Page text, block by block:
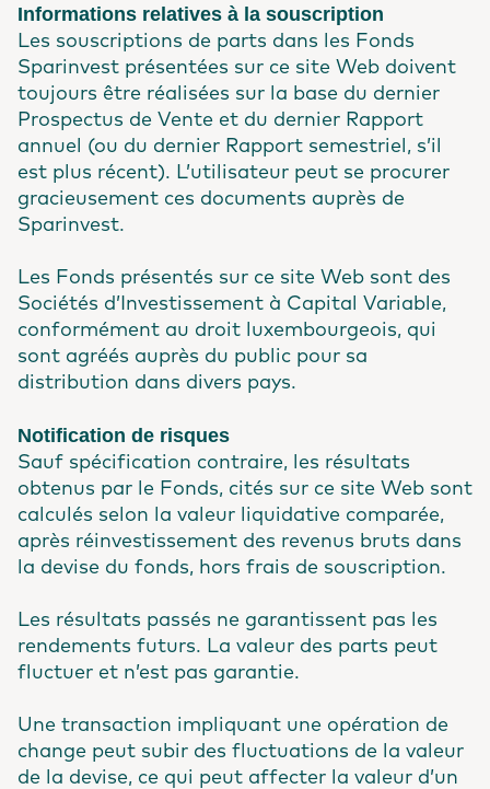
Informations relatives à la souscription
Les souscriptions de parts dans les Fonds
Sparinvest présentées sur ce site Web doivent
toujours être réalisées sur la base du dernier
Prospectus de Vente et du dernier Rapport
annuel (ou du dernier Rapport semestriel, s’il
est plus récent). L’utilisateur peut se procurer
gracieusement ces documents auprès de
Sparinvest.
Les Fonds présentés sur ce site Web sont des
Sociétés d’Investissement à Capital Variable,
conformément au droit luxembourgeois, qui
sont agréés auprès du public pour sa
distribution dans divers pays.
Notification de risques
Sauf spécification contraire, les résultats
obtenus par le Fonds, cités sur ce site Web sont
calculés selon la valeur liquidative comparée,
après réinvestissement des revenus bruts dans
la devise du fonds, hors frais de souscription.
Les résultats passés ne garantissent pas les
rendements futurs. La valeur des parts peut
fluctuer et n’est pas garantie.
Une transaction impliquant une opération de
change peut subir des fluctuations de la valeur
de la devise, ce qui peut affecter la valeur d’un